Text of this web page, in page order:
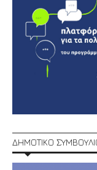
ΔΗΜΟΤΙΚΟ